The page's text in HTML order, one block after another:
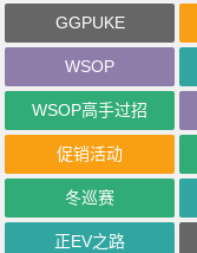
GGPUKE
WSOP
WSOP高手过招
促销活动
冬巡赛
正EV之路